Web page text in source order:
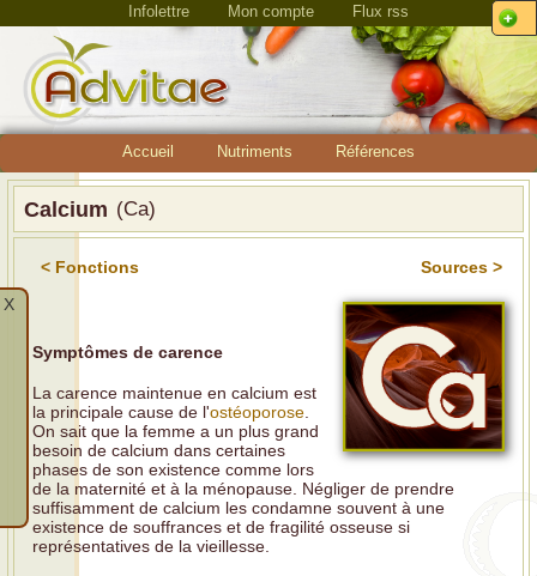
Infolettre Mon compte Flux rss
Accueil Nutriments Références
Calcium (Ca)
< Fonctions
Sources >
X
Symptômes de carence
La carence maintenue en calcium est
la principale cause de l'ostéoporose.
On sait que la femme a un plus grand
besoin de calcium dans certaines
phases de son existence comme lors
de la maternité et à la ménopause. Négliger de prendre
suffisamment de calcium les condamne souvent à une
existence de souffrances et de fragilité osseuse si
représentatives de la vieillesse.